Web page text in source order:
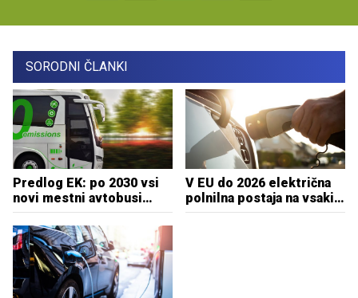
SORODNI ČLANKI
Predlog EK: po 2030 vsi
novi mestni avtobusi
brez izpustov
V EU do 2026 električna
polnilna postaja na vsakih
60 kilometrov